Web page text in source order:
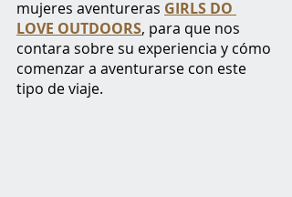
mujeres aventureras GIRLS DO
LOVE OUTDOORS, para que nos
contara sobre su experiencia y cómo
comenzar a aventurarse con este
tipo de viaje.